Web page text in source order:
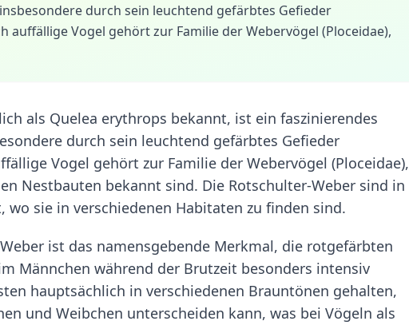
durch sein leuchtend gefärbtes Gefieder
auffällige Vogel gehört zur Familie der Webervögel (Ploceidae),
als Quelea erythrops bekannt, ist ein faszinierendes
durch sein leuchtend gefärbtes Gefieder
Vogel gehört zur Familie der Webervögel (Ploceidae),
Nestbauten bekannt sind. Die Rotschulter-Weber sind in
sie in verschiedenen Habitaten zu finden sind.
ist das namensgebende Merkmal, die rotgefärbten
Männchen während der Brutzeit besonders intensiv
hauptsächlich in verschiedenen Brauntönen gehalten,
und Weibchen unterscheiden kann, was bei Vögeln als